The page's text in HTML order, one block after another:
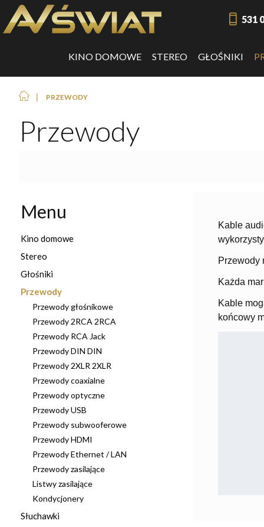
531
KINO DOMOWE STEREO GŁOŚNIKI
❘ PRZEWODY
Przewody
Menu
Kino domowe
Stereo
Głośniki
Przewody
Przewody głośnikowe
Przewody 2RCA 2RCA
Przewody RCA Jack
Przewody DIN DIN
Przewody 2XLR 2XLR
Przewody coaxialne
Przewody optyczne
Przewody USB
Przewody subwooferowe
Przewody HDMI
Przewody Ethernet / LAN
Przewody zasilające
Listwy zasilające
Kondycjonery
Słuchawki
Kable
Przewody
Każda
Kable
końcowy